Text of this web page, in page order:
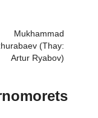
Mukhammad
(Thay:
Artur Ryabov)